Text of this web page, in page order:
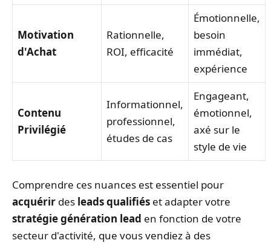
Motivation
d'Achat
Rationnelle,
ROI, efficacité
Émotionnelle,
besoin
immédiat,
expérience
Contenu
Privilégié
Informationnel,
professionnel,
études de cas
Engageant,
émotionnel,
axé sur le
style de vie
Comprendre ces nuances est essentiel pour
acquérir des leads qualifiés et adapter votre
stratégie génération lead en fonction de votre
secteur d'activité, que vous vendiez à des